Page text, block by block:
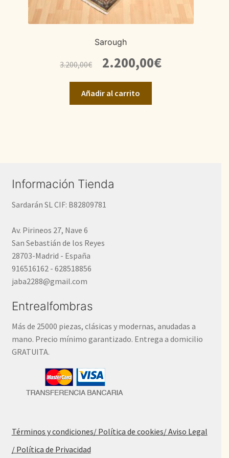
Sarough
3.200,00€
precio
original
era:
3.200,00€.
2.200,00€El
precio
Añadir al carrito
Información Tienda
Sardarán SL CIF: B82809781
Av. Pirineos 27, Nave 6
San Sebastián de los Reyes
28703-Madrid - España
916516162 - 628518856
jaba2288@gmail.com
Entrealfombras
Más de 25000 piezas, clásicas y modernas, anudadas a
mano. Precio mínimo garantizado. Entrega a domicilio
GRATUITA.
Términos y condiciones/ Política de cookies/ Aviso Legal
/ Política de Privacidad